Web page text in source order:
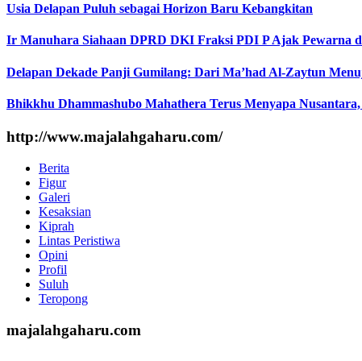
Usia Delapan Puluh sebagai Horizon Baru Kebangkitan
Ir Manuhara Siahaan DPRD DKI Fraksi PDI P Ajak Pewarna
Delapan Dekade Panji Gumilang: Dari Ma’had Al-Zaytun
Bhikkhu Dhammashubo Mahathera Terus Menyapa
http://www.majalahgaharu.com/
Berita
Figur
Galeri
Kesaksian
Kiprah
Lintas Peristiwa
Opini
Profil
Suluh
Teropong
majalahgaharu.com